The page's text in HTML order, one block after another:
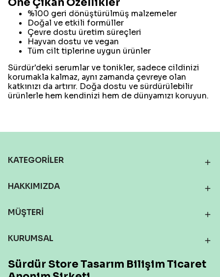
%100 geri dönüştürülmüş malzemeler
Doğal ve etkili formüller
Çevre dostu üretim süreçleri
Hayvan dostu ve vegan
Tüm cilt tiplerine uygun ürünler
Sürdür'deki serumlar ve tonikler, sadece cildinizi
korumakla kalmaz, aynı zamanda çevreye olan
katkınızı da artırır. Doğa dostu ve sürdürülebilir
ürünlerle hem kendinizi hem de dünyamızı koruyun.
KATEGORİLER
HAKKIMIZDA
MÜŞTERİ
KURUMSAL
Sürdür Store Tasarım Bilişim Ticaret